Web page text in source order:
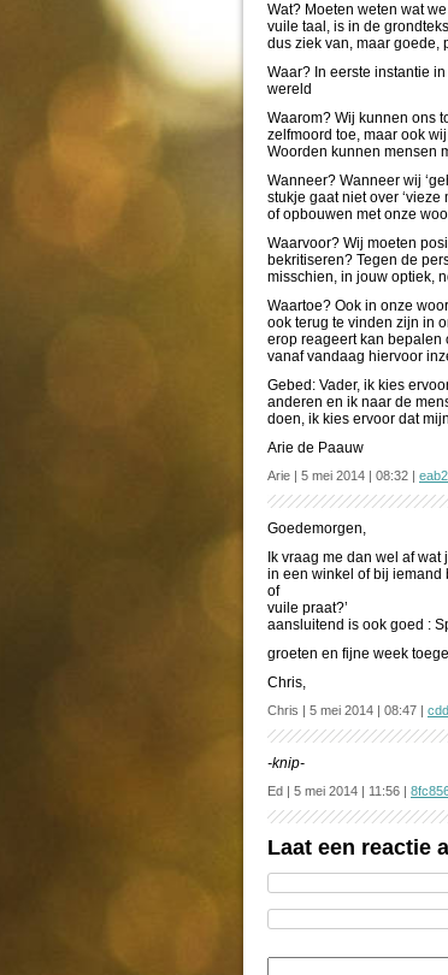
Wat? Moeten weten wat
vuile taal, is in de
dus ziek van, maar goede,
Waar? In eerste instantie
wereld
Waarom? Wij kunnen ons
zelfmoord toe, maar ook
Woorden kunnen mensen
Wanneer? Wanneer wij
stukje gaat niet over
of opbouwen met onze
Waarvoor? Wij moeten
bekritiseren? Tegen de
misschien, in jouw optiek,
Waartoe? Ook in onze
ook terug te vinden zijn in
erop reageert kan bepalen
vanaf vandaag hiervoor
Gebed: Vader, ik kies
anderen en ik naar de
doen, ik kies ervoor dat
Arie de Paauw
Arie | 5 mei 2014 | 08:32 |
Goedemorgen,
Ik vraag me dan wel af
in een winkel of bij iemand
of
vuile praat?’
aansluitend is ook goed :
groeten en fijne week
Chris,
Chris | 5 mei 2014 | 08:47 |
-knip-
Ed | 5 mei 2014 | 11:56 |
Laat een reactie